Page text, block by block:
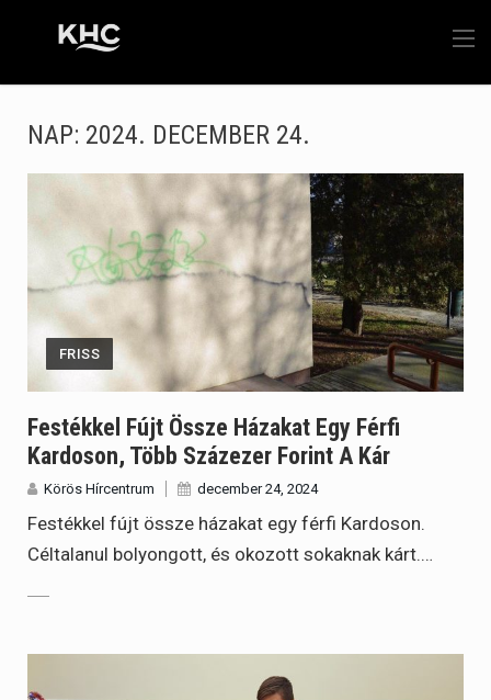
NAP: 2024. DECEMBER 24.
FRISS
Festékkel Fújt Össze Házakat Egy Férfi
Kardoson, Több Százezer Forint A Kár
Körös Hírcentrum december 24, 2024
Festékkel fújt össze házakat egy férfi Kardoson.
Céltalanul bolyongott, és okozott sokaknak kárt.…